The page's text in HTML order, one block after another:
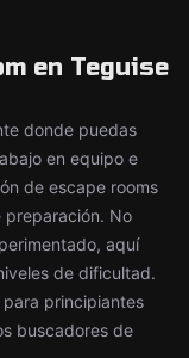
en Teguise
donde puedas
en equipo e
de escape rooms
preparación. No
aquí
de dificultad.
principiantes
buscadores de